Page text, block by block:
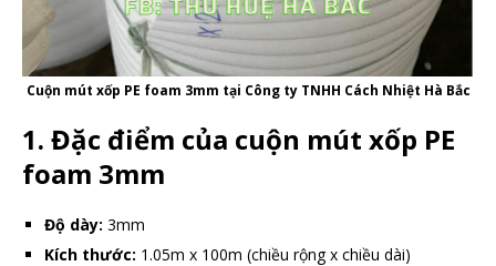
Cuộn mút xốp PE foam 3mm tại Công ty TNHH Cách Nhiệt Hà Bắc
1. Đặc điểm của cuộn mút xốp PE
foam 3mm
Độ dày: 3mm
Kích thước: 1.05m x 100m (chiều rộng x chiều dài)